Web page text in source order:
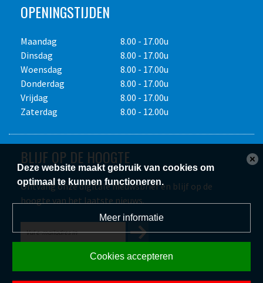
OPENINGSTIJDEN
Maandag
Dinsdag
Woensdag
Donderdag
Vrijdag
Zaterdag
8.00 - 17.00u
8.00 - 17.00u
8.00 - 17.00u
8.00 - 17.00u
8.00 - 17.00u
8.00 - 12.00u
BLIJF OP DE HOOGTE
Ontvang onze digitale nieuwsbrief en blijf op de
hoogte van het laatste nieuws.
Deze website maakt gebruik van cookies om
optimaal te kunnen functioneren.
Meer informatie
Cookies accepteren